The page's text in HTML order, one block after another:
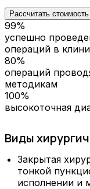
Рассчитать
99%
успешно
операций в
80%
операций
методикам
100%
высокоточная
Виды
Закрытая
тонкой
исполнении и